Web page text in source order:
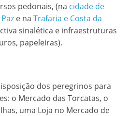
pedonais, (na cidade de
e na Trafaria e Costa da
sinalética e infraestruturas
papeleiras).
dos peregrinos para
o Mercado das Torcatas, o
uma Loja no Mercado de